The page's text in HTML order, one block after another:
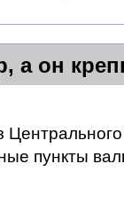
а он
пункты